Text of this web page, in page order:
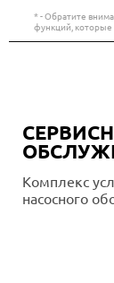
* - Обратите
функций, которые
Комплекс
насосного